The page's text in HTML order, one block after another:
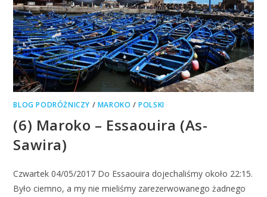
BLOG PODRÓŻNICZY / MAROKO /POLSKI
(6) Maroko – Essaouira (As-
Sawira)
Czwartek 04/05/2017 Do Essaouira dojechaliśmy około 22:15.
Było ciemno, a my nie mieliśmy zarezerwowanego żadnego